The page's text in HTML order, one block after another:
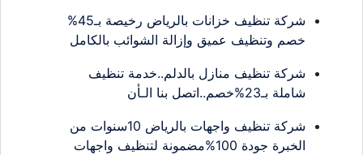
شركة تنظيف خزانات بالرياض رخيصة بـ45%
خصم وتنظيف عميق وإزالة الشوائب بالكامل
شركة تنظيف منازل بالدلم..خدمة تنظيف
شاملة بـ23%خصم..اتصل بنا الـأن
شركة تنظيف واجهات بالرياض 10سنوات من
الخبرة جودة 100%مضمونة لتنظيف واجهات